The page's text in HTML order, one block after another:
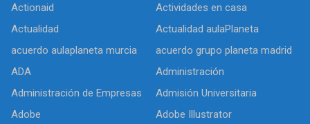
Actionaid
Actividades en casa
Actualidad
Actualidad aulaPlaneta
acuerdo aulaplaneta murcia
acuerdo grupo planeta madrid
ADA
Administración
Administración de Empresas
Admisión Universitaria
Adobe
Adobe Illustrator